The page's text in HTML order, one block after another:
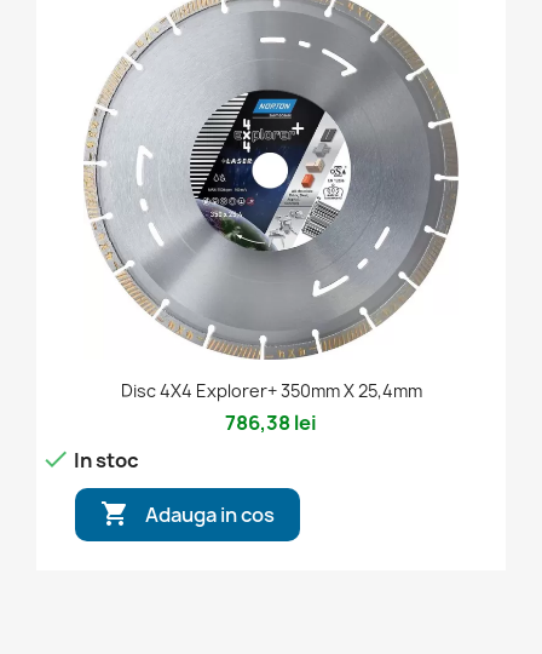
Disc 4X4 Explorer+ 350mm X 25,4mm
786,38 lei
 In stoc
 Adauga in cos